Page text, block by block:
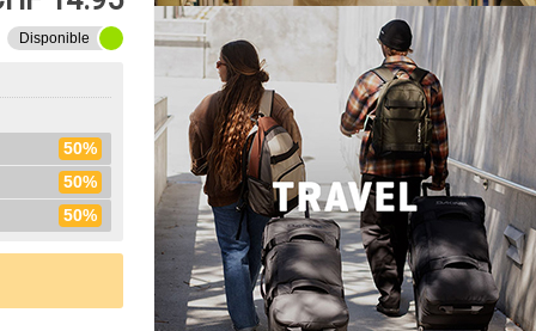
Disponible
50%
50%
50%